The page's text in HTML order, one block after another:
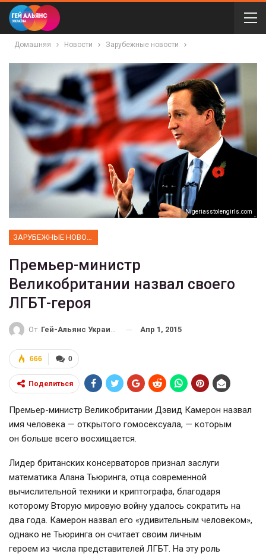
Домашняя Новости Зарубежные новости
Nigeriasstolengirls.com
Премьер-министр
Великобритании назвал своего
ЛГБТ-героя
От Гей-Альянс Украина Апр 1, 2015
0
666
Поделиться
Премьер-министр Великобритании Дэвид Камерон назвал
имя человека — открытого гомосексуала, — которым
он больше всего восхищается.
Лидер британских консерваторов признал заслуги
математика Алана Тьюринга, отца современной
вычислительной техники и криптографа, благодаря
которому Вторую мировую войну удалось сократить на
два года. Камерон назвал его «удивительным человеком»,
однако не Тьюринга он считает своим личным
героем из числа представителей ЛГБТ. На эту роль